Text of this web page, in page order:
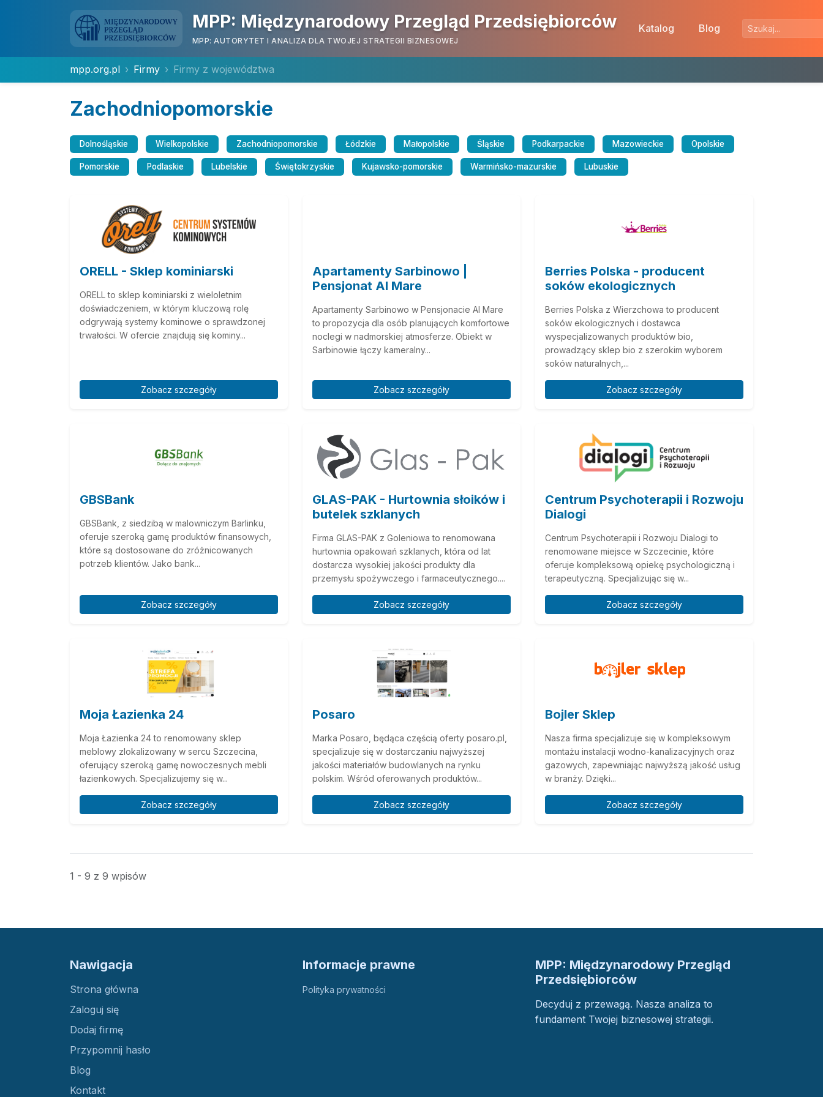
MPP: Międzynarodowy Przegląd Przedsiębiorców
MPP: AUTORYTET I ANALIZA DLA TWOJEJ STRATEGII BIZNESOWEJ
Katalog Blog
mpp.org.pl Firmy Firmy z województwa
Zachodniopomorskie
Dolnośląskie Wielkopolskie Zachodniopomorskie Łódzkie Małopolskie Śląskie Podkarpackie Mazowieckie Opolskie
Pomorskie Podlaskie Lubelskie Świętokrzyskie Kujawsko-pomorskie Warmińsko-mazurskie Lubuskie
ORELL - Sklep kominiarski
ORELL to sklep kominiarski z wieloletnim
doświadczeniem, w którym kluczową rolę
odgrywają systemy kominowe o sprawdzonej
trwałości. W ofercie znajdują się kominy...
Zobacz szczegóły
Apartamenty Sarbinowo |
Pensjonat Al Mare
Apartamenty Sarbinowo w Pensjonacie Al Mare
to propozycja dla osób planujących komfortowe
noclegi w nadmorskiej atmosferze. Obiekt w
Sarbinowie łączy kameralny...
Zobacz szczegóły
Berries Polska - producent
soków ekologicznych
Berries Polska z Wierzchowa to producent
soków ekologicznych i dostawca
wyspecjalizowanych produktów bio,
prowadzący sklep bio z szerokim wyborem
soków naturalnych,...
Zobacz szczegóły
GBSBank
GBSBank, z siedzibą w malowniczym Barlinku,
oferuje szeroką gamę produktów finansowych,
które są dostosowane do zróżnicowanych
potrzeb klientów. Jako bank...
Zobacz szczegóły
GLAS-PAK - Hurtownia słoików i
butelek szklanych
Firma GLAS-PAK z Goleniowa to renomowana
hurtownia opakowań szklanych, która od lat
dostarcza wysokiej jakości produkty dla
przemysłu spożywczego i farmaceutycznego....
Zobacz szczegóły
Centrum Psychoterapii i Rozwoju
Dialogi
Centrum Psychoterapii i Rozwoju Dialogi to
renomowane miejsce w Szczecinie, które
oferuje kompleksową opiekę psychologiczną i
terapeutyczną. Specjalizując się w...
Zobacz szczegóły
Moja Łazienka 24
Moja Łazienka 24 to renomowany sklep
meblowy zlokalizowany w sercu Szczecina,
oferujący szeroką gamę nowoczesnych mebli
łazienkowych. Specjalizujemy się w...
Zobacz szczegóły
Posaro
Marka Posaro, będąca częścią oferty posaro.pl,
specjalizuje się w dostarczaniu najwyższej
jakości materiałów budowlanych na rynku
polskim. Wśród oferowanych produktów...
Zobacz szczegóły
Bojler Sklep
Nasza firma specjalizuje się w kompleksowym
montażu instalacji wodno-kanalizacyjnych oraz
gazowych, zapewniając najwyższą jakość usług
w branży. Dzięki...
Zobacz szczegóły
1 - 9 z 9 wpisów
Nawigacja
Strona główna
Zaloguj się
Dodaj firmę
Przypomnij hasło
Blog
Kontakt
Informacje prawne
Polityka prywatności
MPP: Międzynarodowy Przegląd
Przedsiębiorców
Decyduj z przewagą. Nasza analiza to
fundament Twojej biznesowej strategii.